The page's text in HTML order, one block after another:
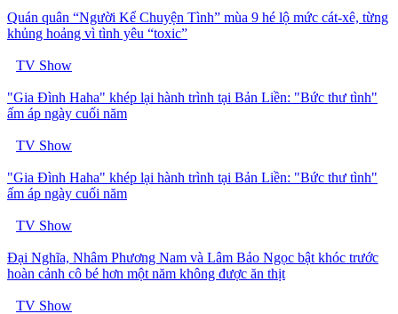
Quán quân “Người Kể Chuyện Tình” mùa 9 hé lộ mức cát-xê, từng
khủng hoảng vì tình yêu “toxic”
TV Show
"Gia Đình Haha" khép lại hành trình tại Bản Liền: "Bức thư tình"
ấm áp ngày cuối năm
TV Show
"Gia Đình Haha" khép lại hành trình tại Bản Liền: "Bức thư tình"
ấm áp ngày cuối năm
TV Show
Đại Nghĩa, Nhâm Phương Nam và Lâm Bảo Ngọc bật khóc trước
hoàn cảnh cô bé hơn một năm không được ăn thịt
TV Show